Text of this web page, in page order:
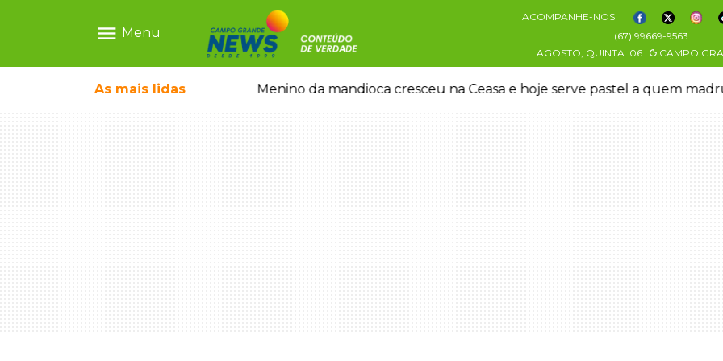
menu Menu
ACOMPANHE-NOS
(67) 99669-9563
AGOSTO, QUINTA 06 CAMPO
As mais lidas
falso e prende pai e filho Menino da mandioca cresceu na Ceasa e hoje serve pastel a quem